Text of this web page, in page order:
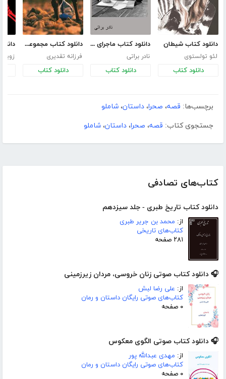
کتاب‌های تصادفی
دانلود کتاب تاریخ طبری - جلد سیزدهم
از: محمد بن جریر طبری
کتاب‌های تاریخی
۲۸۱ صفحه
🎧 دانلود کتاب صوتی زنان خروسی، مردان زیرزمینی
از: علی رضا لبش
کتاب‌های صوتی رایگان داستان و رمان
۰ صفحه
🎧 دانلود کتاب صوتی الگوی معکوس
از: مهدی عبدالله پور
کتاب‌های صوتی رایگان داستان و رمان
۰ صفحه
دانلود کتاب شیطان
لئو تولستوی
دانلود کتاب
دانلود کتاب ماجرای یک نامه
نادر براتی
دانلود کتاب
دانلود کتاب مجموعه داستان‌های دقیقه‌هام
فرزانه تقدیری
دانلود کتاب
زویا
برچسب‌ها: قصه، صحرا، داستان، شاملو
جستجوی کتاب: قصه، صحرا، داستان، شاملو